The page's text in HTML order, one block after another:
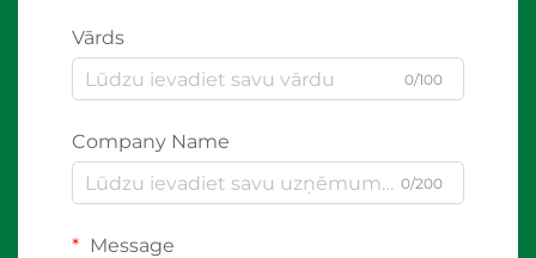
Vārds
0/100
Company Name
0/200
Message